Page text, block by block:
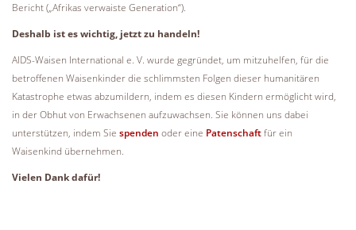
Bericht („Afrikas verwaiste Generation“).
Deshalb ist es wichtig, jetzt zu handeln!
AIDS-Waisen International e. V. wurde gegründet, um mitzuhelfen, für die
betroffenen Waisenkinder die schlimmsten Folgen dieser humanitären
Katastrophe etwas abzumildern, indem es diesen Kindern ermöglicht wird,
in der Obhut von Erwachsenen aufzuwachsen. Sie können uns dabei
unterstützen, indem Sie spenden oder eine Patenschaftfür ein
Waisenkind übernehmen.
Vielen Dank dafür!